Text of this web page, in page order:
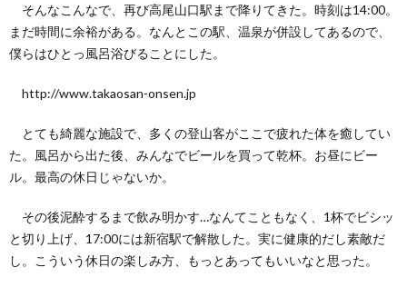
そんなこんなで、再び高尾山口駅まで降りてきた。時刻は14:00。
まだ時間に余裕がある。なんとこの駅、温泉が併設してあるので、
僕らはひとっ風呂浴びることにした。
http://www.takaosan-onsen.jp
とても綺麗な施設で、多くの登山客がここで疲れた体を癒してい
た。風呂から出た後、みんなでビールを買って乾杯。お昼にビー
ル。最高の休日じゃないか。
その後泥酔するまで飲み明かす…なんてこともなく、1杯でビシッ
と切り上げ、17:00には新宿駅で解散した。実に健康的だし素敵だ
し。こういう休日の楽しみ方、もっとあってもいいなと思った。